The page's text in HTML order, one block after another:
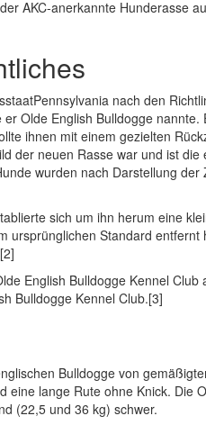
AKC-anerkannte Hunderasse
nach den
Olde English Bulldogge
ihnen mit einem gezielten
der neuen Rasse war und ist
wurden nach Darstellung
sich um ihn herum eine
ursprünglichen Standard
English Bulldogge Kennel
Bulldogge Kennel Club.[3]
Bulldogge von
eine lange Rute ohne Knick. Die
(22,5 und 36 kg) schwer.